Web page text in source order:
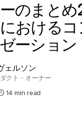
おける
ーション
ェルソン
クト・オーナー
14 min read